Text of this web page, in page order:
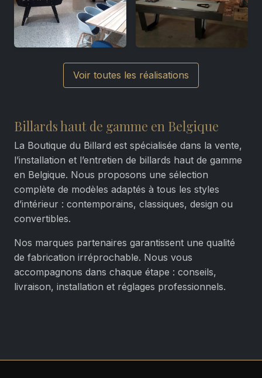
Voir toutes les réalisations
Billards haut de gamme en Belgique
La Boutique du Billard est spécialisée dans la vente,
l’installation et l’entretien de billards haut de gamme
en Belgique. Nous proposons une sélection
complète de modèles adaptés à tous les styles
d’intérieur : contemporains, classiques, design ou
convertibles.
Nos marques partenaires garantissent une qualité
de fabrication irréprochable. Nous vous
accompagnons dans chaque étape : conseils,
livraison, installation et réglages professionnels.